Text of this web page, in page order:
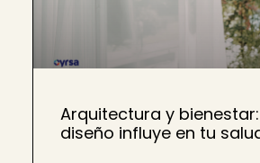
Arquitectura y
diseño influye en tu